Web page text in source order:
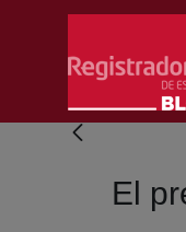
Saltar al contenido
El